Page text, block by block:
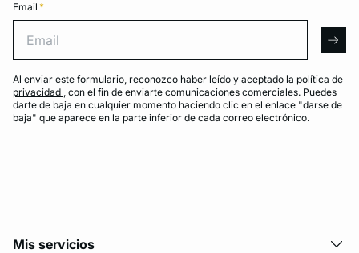
Email *
Al enviar este formulario, reconozco haber leído y aceptado la política de
privacidad , con el fin de enviarte comunicaciones comerciales. Puedes
darte de baja en cualquier momento haciendo clic en el enlace "darse de
baja" que aparece en la parte inferior de cada correo electrónico.
Mis servicios